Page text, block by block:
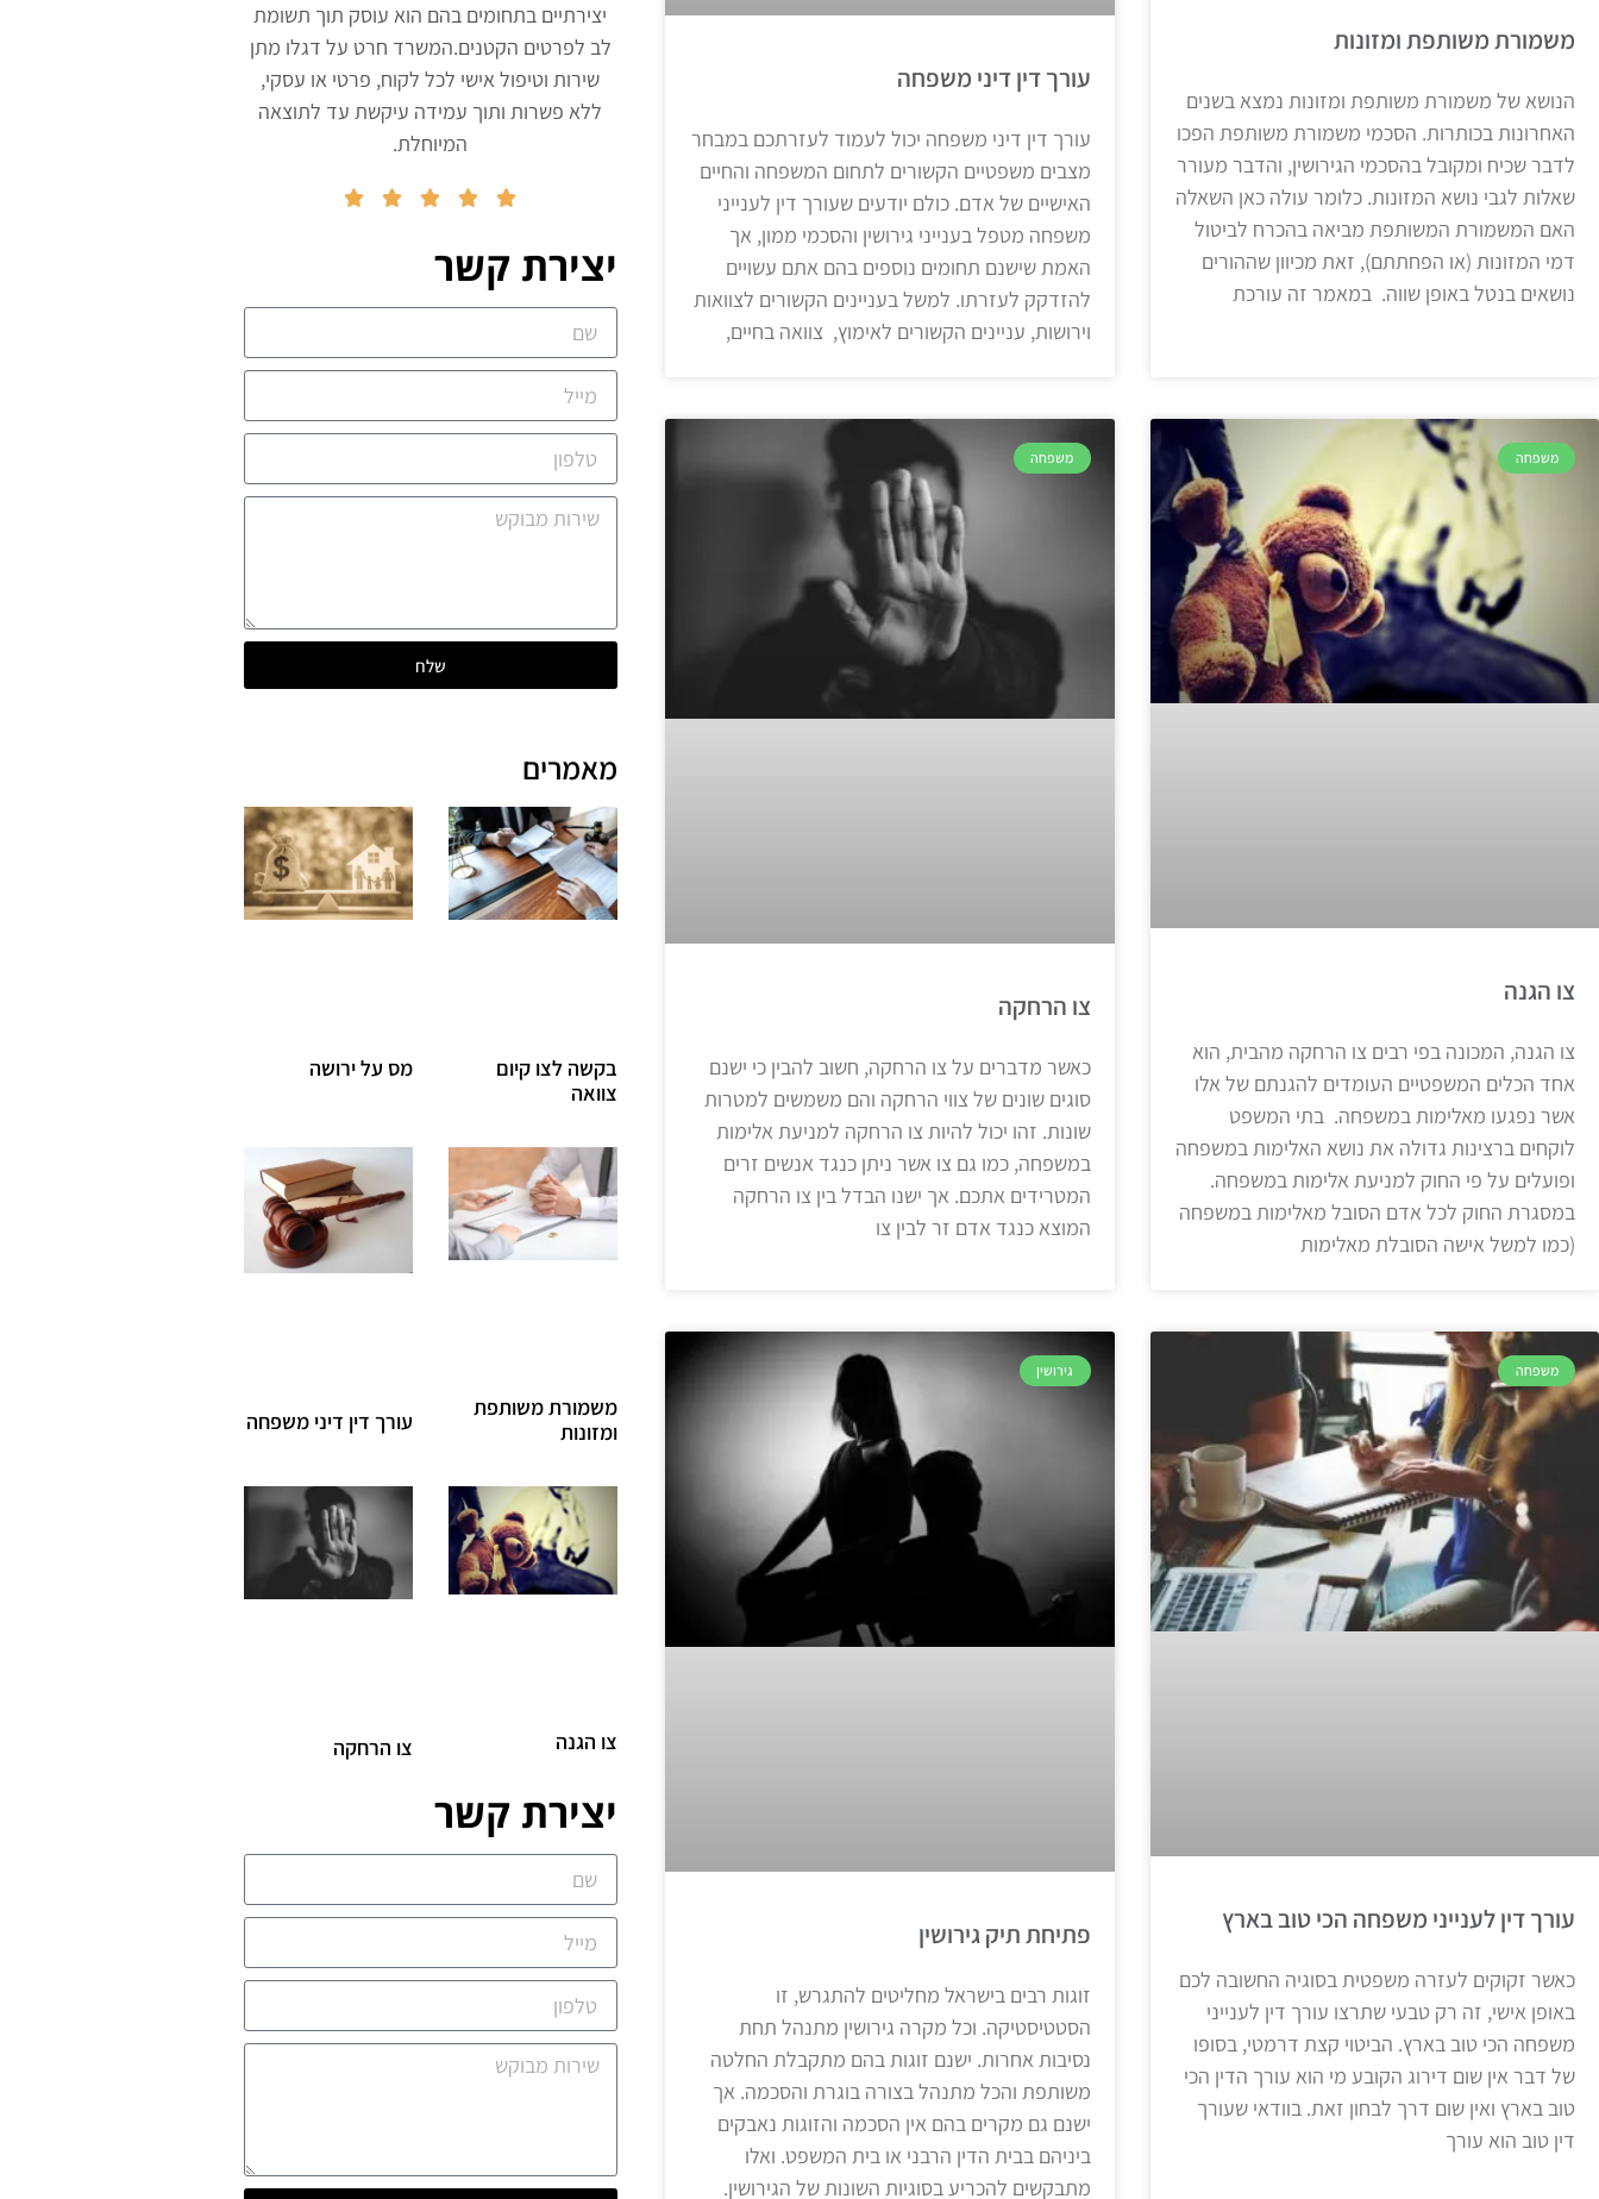
משמורת משותפת ומזונות
הנושא של משמורת משותפת ומזונות נמצא בשנים
האחרונות בכותרות. הסכמי משמורת משותפת הפכו
לדבר שכיח ומקובל בהסכמי הגירושין, והדבר מעורר
שאלות לגבי נושא המזונות. כלומר עולה כאן השאלה
האם המשמורת המשותפת מביאה בהכרח לביטול
דמי המזונות (או הפחתתם), זאת מכיוון שההורים
נושאים בנטל באופן שווה. במאמר זה עורכת
עורך דין דיני משפחה
עורך דין דיני משפחה יכול לעמוד לעזרתכם במבחר
מצבים משפטיים הקשורים לתחום המשפחה והחיים
האישיים של אדם. כולם יודעים שעורך דין לענייני
משפחה מטפל בענייני גירושין והסכמי ממון, אך
האמת שישנם תחומים נוספים בהם אתם עשויים
להזדקק לעזרתו. למשל בעניינים הקשורים לצוואות
וירושות, עניינים הקשורים לאימוץ, צוואה בחיים,
משפחה
צו הגנה
צו הגנה, המכונה בפי רבים צו הרחקה מהבית, הוא
אחד הכלים המשפטיים העומדים להגנתם של אלו
אשר נפגעו מאלימות במשפחה. בתי המשפט
לוקחים ברצינות גדולה את נושא האלימות במשפחה
ופועלים על פי החוק למניעת אלימות במשפחה.
במסגרת החוק לכל אדם הסובל מאלימות במשפחה
(כמו למשל אישה הסובלת מאלימות
משפחה
צו הרחקה
כאשר מדברים על צו הרחקה, חשוב להבין כי ישנם
סוגים שונים של צווי הרחקה והם משמשים למטרות
שונות. זהו יכול להיות צו הרחקה למניעת אלימות
במשפחה, כמו גם צו אשר ניתן כנגד אנשים זרים
המטרידים אתכם. אך ישנו הבדל בין צו הרחקה
המוצא כנגד אדם זר לבין צו
משפחה
עורך דין לענייני משפחה הכי טוב בארץ
כאשר זקוקים לעזרה משפטית בסוגיה החשובה לכם
באופן אישי, זה רק טבעי שתרצו עורך דין לענייני
משפחה הכי טוב בארץ. הביטוי קצת דרמטי, בסופו
של דבר אין שום דירוג הקובע מי הוא עורך הדין הכי
טוב בארץ ואין שום דרך לבחון זאת. בוודאי שעורך
דין טוב הוא עורך
גירושין
פתיחת תיק גירושין
זוגות רבים בישראל מחליטים להתגרש, זו
הסטטיסטיקה. וכל מקרה גירושין מתנהל תחת
נסיבות אחרות. ישנם זוגות בהם מתקבלת החלטה
משותפת והכל מתנהל בצורה בוגרת והסכמה. אך
ישנם גם מקרים בהם אין הסכמה והזוגות נאבקים
ביניהם בבית הדין הרבני או בית המשפט. ואלו
מתבקשים להכריע בסוגיות השונות של הגירושין.
יצירתיים בתחומים בהם הוא עוסק תוך תשומת
לב לפרטים הקטנים.המשרד חרט על דגלו מתן
שירות וטיפול אישי לכל לקוח, פרטי או עסקי,
ללא פשרות ותוך עמידה עיקשת עד לתוצאה
המיוחלת.





יצירת קשר
שלח
מאמרים
בקשה לצו קיום
צוואה
מס על ירושה
משמורת משותפת
ומזונות
עורך דין דיני משפחה
צו הגנה צו הרחקה
יצירת קשר